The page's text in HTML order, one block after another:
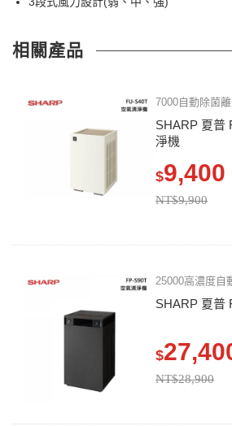
相關產品
7000自動除菌
SHARP 夏普
淨機
$9,400
NT$9,900
25000高濃度自
SHARP 夏普
$
NT$28,900